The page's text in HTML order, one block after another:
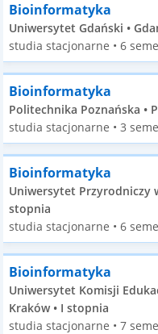
Bioinformatyka
Uniwersytet Gdański •
studia stacjonarne • 6
Bioinformatyka
Politechnika Poznańska •
studia stacjonarne • 3
Bioinformatyka
Uniwersytet Przyrodniczy
stopnia
studia stacjonarne • 6
Bioinformatyka
Uniwersytet Komisji
Kraków • I stopnia
studia stacjonarne • 7